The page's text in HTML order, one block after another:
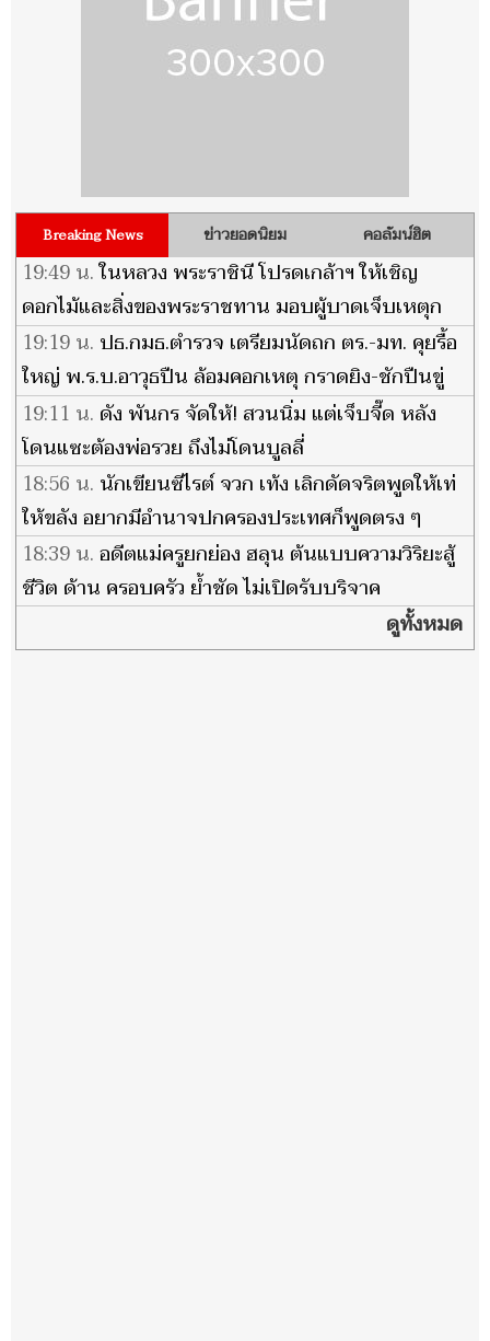
Breaking News ข่าวยอดนิยม คอลัมน์ฮิต
19:49 น.ในหลวง พระราชินี โปรดเกล้าฯ ให้เชิญ
ดอกไม้และสิ่งของพระราชทาน มอบผู้บาดเจ็บเหตุก
ราดยิงในโรงเรียน
19:19 น. ปธ.กมธ.ตำรวจ เตรียมนัดถก ตร.-มท. คุยรื้อ
ใหญ่ พ.ร.บ.อาวุธปืน ล้อมคอกเหตุ กราดยิง-ชักปืนขู่
ในโรงเรียน
19:11 น. ดัง พันกร จัดให้! สวนนิ่ม แต่เจ็บจี๊ด หลัง
โดนแซะต้องพ่อรวย ถึงไม่โดนบูลลี่
18:56 น. นักเขียนซีไรต์ จวก เท้ง เลิกดัดจริตพูดให้เท่
ให้ขลัง อยากมีอำนาจปกครองประเทศก็พูดตรง ๆ
18:39 น.อดีตแม่ครูยกย่อง ฮลุน ต้นแบบความวิริยะสู้
ชีวิต ด้าน ครอบครัว ย้ำชัด ไม่เปิดรับบริจาค
ดูทั้งหมด